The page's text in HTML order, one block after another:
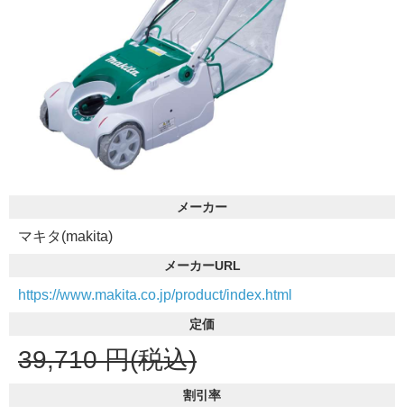
メーカー
マキタ(makita)
メーカーURL
https://www.makita.co.jp/product/index.html
定価
39,710 円(税込)
割引率